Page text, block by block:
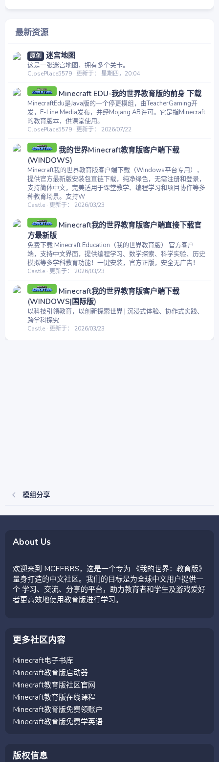
最新资源
原创 迷宫地图
这是一张迷宫地图，拥有多个关卡。
ClosePlace5579 更新于： 星期四，20:04
Minecraft EDU-我的世界教育版的前身 下载
MinecraftEdu是Java版的一个停更模组，由TeacherGaming开
发，E-Line Media发布，并经Mojang AB许可。它是指Minecraft
的教育版本，供课堂使用。
ClosePlace5579 更新于： 2026/07/22
我的世界Minecraft教育版客户端下载
(WINDOWS)
Minecraft我的世界教育版客户端下载（Windows平台专用），
提供官方最新版安装包直链下载，纯净绿色，无需注册和登录，
支持简体中文，完美适用于课堂教学、编程学习和项目协作等多
种教育场景。支持W
Castle 更新于： 2026/03/23
Minecraft我的世界教育版客户端直接下载官
方最新版
免费下载 Minecraft Education（我的世界教育版） 官方客户
端，支持中文界面，提供编程学习、数学探索、科学实验、历史
模拟等多学科教育功能！一键安装，官方正版，安全无广告！
Castle 更新于： 2026/03/23
Minecraft我的世界教育版客户端下载
(WINDOWS|国际版)
以科技引领教育，以创新探索世界 | 沉浸式体验、协作式实践、
跨学科探究
Castle 更新于： 2026/03/23
模组分享
About Us
欢迎来到 MCEEBBS，这是一个专为 《我的世界：教育版》
量身打造的中文社区。我们的目标是为全球中文用户提供一
个 学习、交流、分享的平台，助力教育者和学生及游戏爱好
者更高效地使用教育版进行学习。
更多社区内容
Minecraft电子书库
Minecraft教育版启动器
Minecraft教育版社区官网
Minecraft教育版在线课程
Minecraft教育版免费领账户
Minecraft教育版免费学英语
版权信息